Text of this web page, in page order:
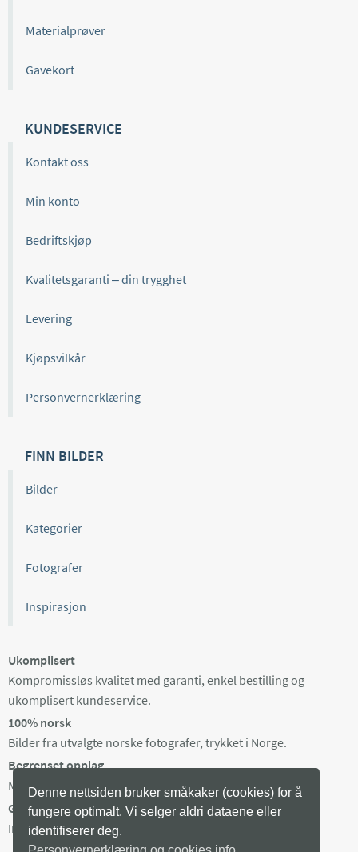
Materialprøver
Gavekort
KUNDESERVICE
Kontakt oss
Min konto
Bedriftskjøp
Kvalitetsgaranti – din trygghet
Levering
Kjøpsvilkår
Personvernerklæring
FINN BILDER
Bilder
Kategorier
Fotografer
Inspirasjon
Ukomplisert
Kompromissløs kvalitet med garanti, enkel bestilling og
ukomplisert kundeservice.
100% norsk
Bilder fra utvalgte norske fotografer, trykket i Norge.
Begrenset opplag
Maks 100 eksemplarer av hvert bilde, trykket på bestilling.
Gratis frakt i Norge
Ingen minstepris. Produksjonstid 3-8 arb dager + levering.
Denne nettsiden bruker småkaker (cookies) for å
fungere optimalt. Vi selger aldri dataene eller
identifiserer deg.